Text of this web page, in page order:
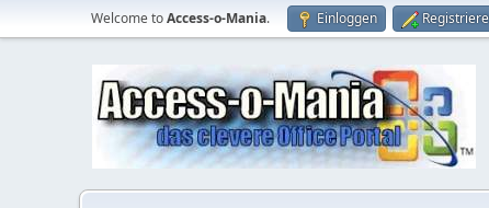
Welcome toAccess-o-Mania. Einloggen